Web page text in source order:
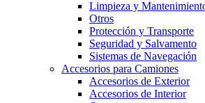
Limpieza y
Otros
Protección y Transporte
Seguridad y Salvamento
Sistemas de Navegación
Accesorios para Camiones
Accesorios de Exterior
Accesorios de Interior